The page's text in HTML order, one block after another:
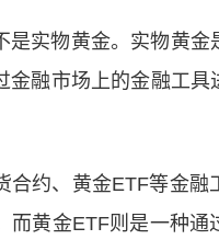
实物黄金。实物黄
融市场上的金融工
约、黄金ETF等金
黄金ETF则是一种